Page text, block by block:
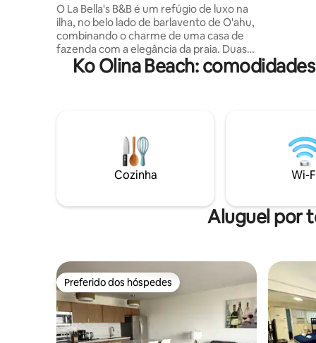
praia - Lic. B&B
O La Bella's B&B é um refúgio de luxo na
ilha, no belo lado de barlavento de O'ahu,
combinando o charme de uma casa de
fazenda com a elegância da praia. Duas
suítes privadas estão disponíveis, cada
uma com entrada privativa, banheiro,
atmosfera relaxante, perfeita para casais
ou famílias pequenas. Desfrute de belos
jardins, equipamentos de praia, lojas e
restaurantes nas proximidades e uma
anfitriões simpáticos no local.
para
Ko Olina Beach:
Cozinha Wi-
Aluguel por
Preferido dos hóspedes
Preferido dos hóspedes